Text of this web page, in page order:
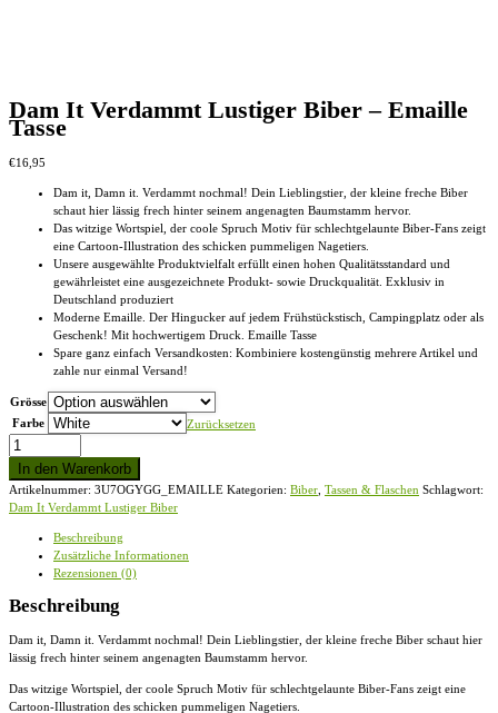
Dam It Verdammt Lustiger Biber – Emaille
Tasse
€16,95
Dam it, Damn it. Verdammt nochmal! Dein Lieblingstier, der kleine freche Biber
schaut hier lässig frech hinter seinem angenagten Baumstamm hervor.
Das witzige Wortspiel, der coole Spruch Motiv für schlechtgelaunte Biber-Fans zeigt
eine Cartoon-Illustration des schicken pummeligen Nagetiers.
Unsere ausgewählte Produktvielfalt erfüllt einen hohen Qualitätsstandard und
gewährleistet eine ausgezeichnete Produkt- sowie Druckqualität. Exklusiv in
Deutschland produziert
Moderne Emaille. Der Hingucker auf jedem Frühstückstisch, Campingplatz oder als
Geschenk! Mit hochwertigem Druck. Emaille Tasse
Spare ganz einfach Versandkosten: Kombiniere kostengünstig mehrere Artikel und
zahle nur einmal Versand!
Grösse
Farbe
Zurücksetzen
Dam
It
Verdammt
Lustiger
Biber
In den Warenkorb
Artikelnummer: 3U7OGYGG_EMAILLE Kategorien: Biber Tassen & Flaschen Schlagwort:
Dam It Verdammt Lustiger Biber
Beschreibung
Zusätzliche Informationen
Rezensionen (0)
Beschreibung
Dam it, Damn it. Verdammt nochmal! Dein Lieblingstier, der kleine freche Biber schaut hier
lässig frech hinter seinem angenagten Baumstamm hervor.
Das witzige Wortspiel, der coole Spruch Motiv für schlechtgelaunte Biber-Fans zeigt eine
Cartoon-Illustration des schicken pummeligen Nagetiers.